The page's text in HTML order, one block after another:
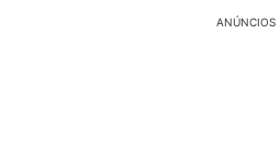
ANÚNCIOS